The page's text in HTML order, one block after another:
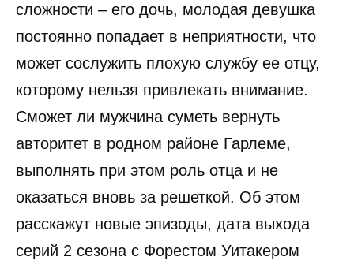
сложности – его дочь, молодая девушка
постоянно попадает в неприятности, что
может сослужить плохую службу ее отцу,
которому нельзя привлекать внимание.
Сможет ли мужчина суметь вернуть
авторитет в родном районе Гарлеме,
выполнять при этом роль отца и не
оказаться вновь за решеткой. Об этом
расскажут новые эпизоды, дата выхода
серий 2 сезона с Форестом Уитакером